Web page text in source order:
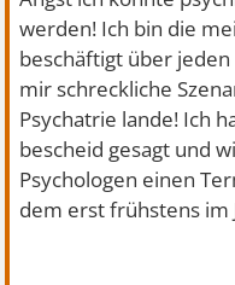
werden! Ich bin die
beschäftigt über
mir schreckliche
Psychatrie lande! Ich
bescheid gesagt und
Psychologen einen
dem erst frühstens im